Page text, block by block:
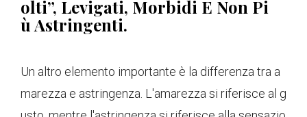
Olti”, Levigati, Morbidi E Non Pi
Ù Astringenti.
Un altro elemento importante è la differenza tra a
marezza e astringenza. L'amarezza si riferisce al g